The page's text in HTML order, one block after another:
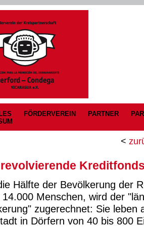
FÖRDERVEREIN PARTNER
<
Hälfte der Bevölkerung der
14.000 Menschen, wird der
zugerechnet: Sie leben
in Dörfern von 40 bis 800